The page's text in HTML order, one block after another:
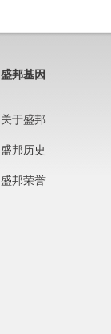
盛邦基因
关于盛邦
盛邦历史
盛邦荣誉